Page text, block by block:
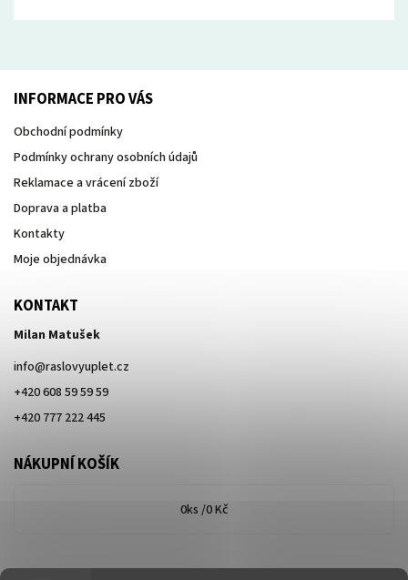
INFORMACE PRO VÁS
Obchodní podmínky
Podmínky ochrany osobních údajů
Reklamace a vrácení zboží
Doprava a platba
Kontakty
Moje objednávka
KONTAKT
Milan Matušek
info@raslovyuplet.cz
+420 608 59 59 59
+420 777 222 445
NÁKUPNÍ KOŠÍK
0ks /0 Kč